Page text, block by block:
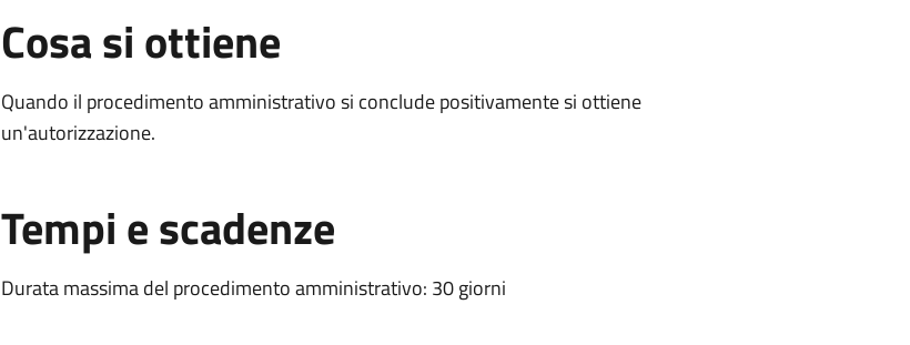
Cosa si ottiene
Quando il procedimento amministrativo si conclude positivamente si ottiene
un'autorizzazione.
Tempi e scadenze
Durata massima del procedimento amministrativo: 30 giorni